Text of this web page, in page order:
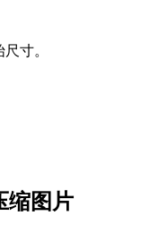
寸。
缩图片